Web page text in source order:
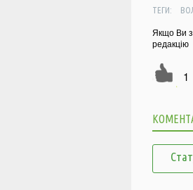
ТЕГИ:
Якщо Ви
редакцію
1